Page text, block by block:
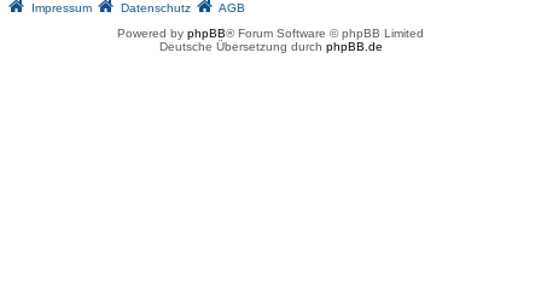
Impressum Datenschutz
AGB
Powered by phpBB® Forum Software © phpBB Limited
Deutsche Übersetzung durch phpBB.de